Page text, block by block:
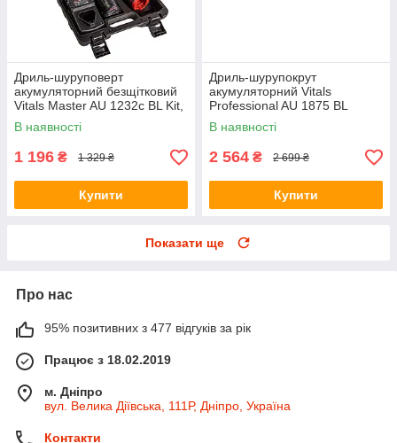
Дриль-шуруповерт
акумуляторний безщітковий
Vitals Master AU 1232c BL Kit,
швидкозатискний патрон, 32
Нм, батарея 2 Аг, кейс
В наявності
1 196 ₴ 1 329 ₴
Купити
Дриль-шурупокрут
акумуляторний Vitals
Professional AU 1875 BL
SmartLine+, 75 Нм,
безщітковий двигун (без АКБ і
ЗП)
В наявності
2 564 ₴ 2 699 ₴
Купити
Показати ще
Про нас
95% позитивних з 477 відгуків за рік
Працює з 18.02.2019
м. Дніпро
вул. Велика Діївська, 111Р, Дніпро, Україна
Контакти